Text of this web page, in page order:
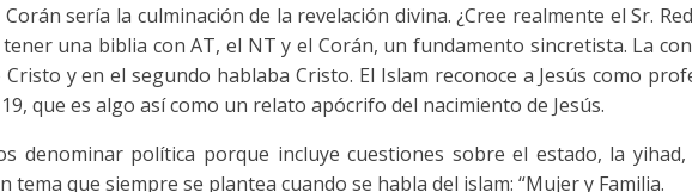
sería la culminación de la revelación divina. ¿Cree realmente el Sr.
una biblia con AT, el NT y el Corán, un fundamento sincretista. La
y en el segundo hablaba Cristo. El Islam reconoce a Jesús como
que es algo así como un relato apócrifo del nacimiento de Jesús.
denominar política porque incluye cuestiones sobre el estado, la
que siempre se plantea cuando se habla del islam: “Mujer y Familia.